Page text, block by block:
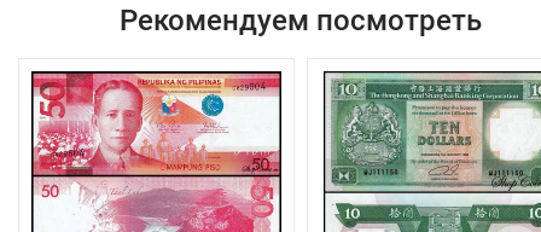
Рекомендуем посмотреть